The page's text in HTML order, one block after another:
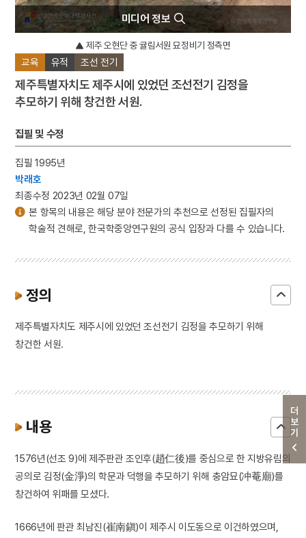
더보기
교육 유적 조선 전기
제주특별자치도 제주시에 있었던 조선전기 김정을
추모하기 위해 창건한 서원.
집필 및 수정
집필 1995년
박래호
최종수정 2023년 02월 07일
미디어 정보
제주 오현단 중 귤림서원 묘정비기 정측면
본 항목의 내용은 해당 분야 전문가의 추천으로 선정된 집필자의
학술적 견해로, 한국학중앙연구원의 공식 입장과 다를 수 있습니다.
정의
제주특별자치도 제주시에 있었던 조선전기 김정을 추모하기 위해
창건한 서원.
내용
1576년(선조 9)에 제주판관 조인후(趙仁後)를 중심으로 한 지방유림의
공의로 김정(金淨)의 학문과 덕행을 추모하기 위해 충암묘(冲菴廟)를
창건하여 위패를 모셨다.
1666년에 판관 최남진(崔南鎭)이 제주시 이도동으로 이건하였으며,